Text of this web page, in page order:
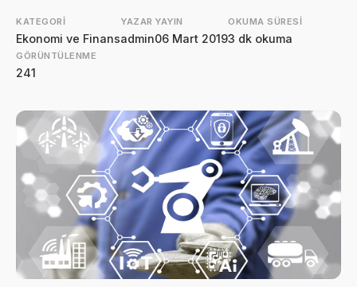
KATEGORI
Ekonomi ve Finans
YAZAR
admin
YAYIN
06 Mart 2019
OKUMA SÜRESI
3 dk okuma
GÖRÜNTÜLENME
241